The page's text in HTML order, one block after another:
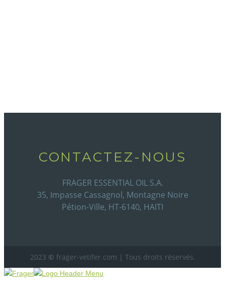
CONTACTEZ-NOUS
FRAGER ESSENTIAL OIL S.A.
35, Impasse Cassagnol, Montagne Noire
Pétion-Ville, HT-6140, HAITI
2023 © frager-vetifer.com | Tous droits réservés.